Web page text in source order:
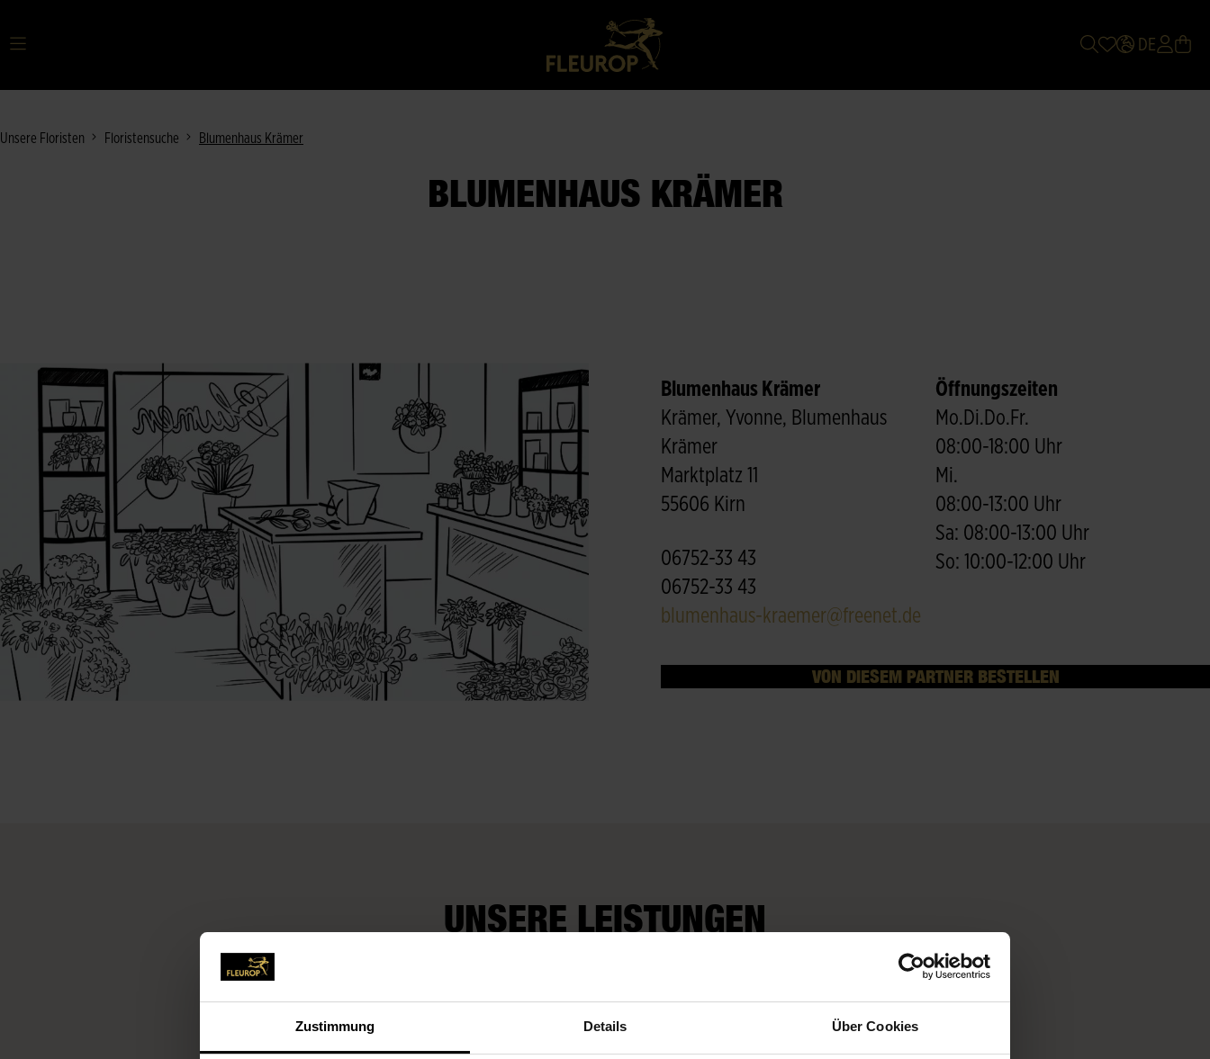
Zustimmung Details Über Cookies
DE
Unsere Floristen Floristensuche Blumenhaus Krämer
BLUMENHAUS KRÄMER
Blumenhaus Krämer
Krämer, Yvonne, Blumenhaus
Krämer
Marktplatz 11
55606 Kirn
06752-33 43
06752-33 43
blumenhaus-kraemer@freenet.de
Öffnungszeiten
Mo.Di.Do.Fr.
08:00-18:00 Uhr
Mi.
08:00-13:00 Uhr
Sa: 08:00-13:00 Uhr
So: 10:00-12:00 Uhr
VON DIESEM PARTNER BESTELLEN
UNSERE LEISTUNGEN
Sonntagslieferung
möglich